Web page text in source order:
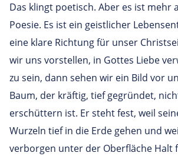
Das klingt poetisch. Aber es ist mehr
Poesie. Es ist ein geistlicher
eine klare Richtung für unser
wir uns vorstellen, in Gottes Liebe
zu sein, dann sehen wir ein Bild vor
Baum, der kräftig, tief gegründet,
erschüttern ist. Er steht fest, weil
Wurzeln tief in die Erde gehen und
verborgen unter der Oberfläche Halt